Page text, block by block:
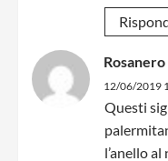
Rosanero
12/06/2019
Questi
l’anello